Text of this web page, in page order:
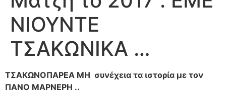
ΝΙΟΥΝΤΕ
ΤΣΑΚΩΝΙΚΑ …
ΤΣΑΚΩΝΟΠΑΡΕΑ ΜΗ συνέχεια τα ιστορία με τον
ΠΑΝΟ ΜΑΡΝΕΡΗ ..